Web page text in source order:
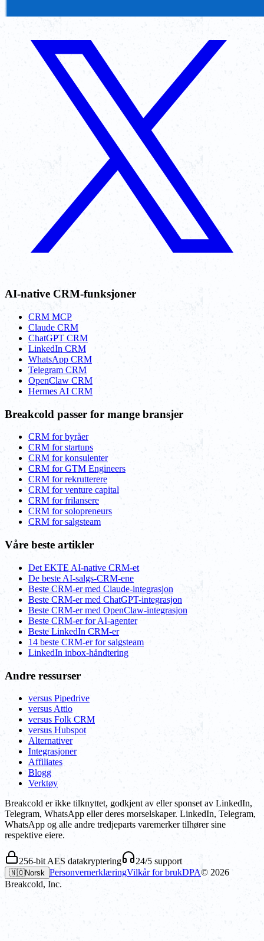
AI-native CRM-funksjoner
CRM MCP
Claude CRM
ChatGPT CRM
LinkedIn CRM
WhatsApp CRM
Telegram CRM
OpenClaw CRM
Hermes AI CRM
Breakcold passer for mange bransjer
CRM for byråer
CRM for startups
CRM for konsulenter
CRM for GTM Engineers
CRM for rekrutterere
CRM for venture capital
CRM for frilansere
CRM for solopreneurs
CRM for salgsteam
Våre beste artikler
Det EKTE AI-native CRM-et
De beste AI-salgs-CRM-ene
Beste CRM-er med Claude-integrasjon
Beste CRM-er med ChatGPT-integrasjon
Beste CRM-er med OpenClaw-integrasjon
Beste CRM-er for AI-agenter
Beste LinkedIn CRM-er
14 beste CRM-er for salgsteam
LinkedIn inbox-håndtering
Andre ressurser
versus Pipedrive
versus Attio
versus Folk CRM
versus Hubspot
Alternativer
Integrasjoner
Affiliates
Blogg
Verktøy
Breakcold er ikke tilknyttet, godkjent av eller sponset av LinkedIn,
Telegram, WhatsApp eller deres morselskaper. LinkedIn, Telegram,
WhatsApp og alle andre tredjeparts varemerker tilhører sine
respektive eiere.
256-bit AES datakryptering 24/5 support
🇳🇴Norsk PersonvernerklæringVilkår for brukDPA© 2026
Breakcold, Inc.